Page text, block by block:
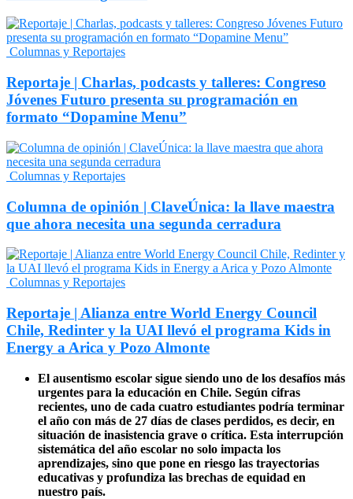
Columnas y Reportajes
Reportaje | Charlas, podcasts y talleres: Congreso
Jóvenes Futuro presenta su programación en
formato “Dopamine Menu”
Columnas y Reportajes
Columna de opinión | ClaveÚnica: la llave maestra
que ahora necesita una segunda cerradura
Columnas y Reportajes
Reportaje | Alianza entre World Energy Council
Chile, Redinter y la UAI llevó el programa Kids in
Energy a Arica y Pozo Almonte
El ausentismo escolar sigue siendo uno de los desafíos más
urgentes para la educación en Chile. Según cifras
recientes, uno de cada cuatro estudiantes podría terminar
el año con más de 27 días de clases perdidos, es decir, en
situación de inasistencia grave o crítica. Esta interrupción
sistemática del año escolar no solo impacta los
aprendizajes, sino que pone en riesgo las trayectorias
educativas y profundiza las brechas de equidad en
nuestro país.